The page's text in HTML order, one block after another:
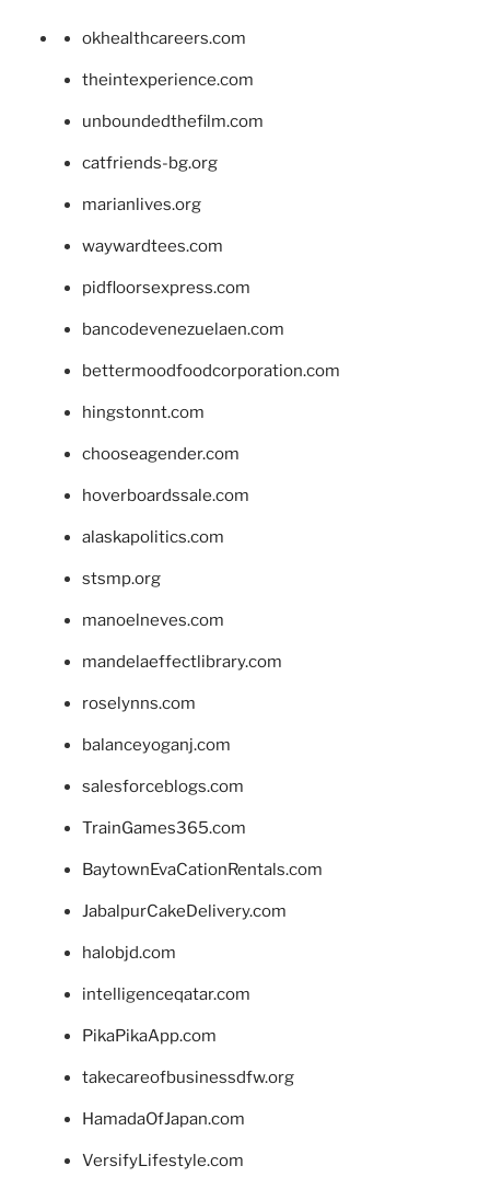
okhealthcareers.com
theintexperience.com
unboundedthefilm.com
catfriends-bg.org
marianlives.org
waywardtees.com
pidfloorsexpress.com
bancodevenezuelaen.com
bettermoodfoodcorporation.com
hingstonnt.com
chooseagender.com
hoverboardssale.com
alaskapolitics.com
stsmp.org
manoelneves.com
mandelaeffectlibrary.com
roselynns.com
balanceyoganj.com
salesforceblogs.com
TrainGames365.com
BaytownEvaCationRentals.com
JabalpurCakeDelivery.com
halobjd.com
intelligenceqatar.com
PikaPikaApp.com
takecareofbusinessdfw.org
HamadaOfJapan.com
VersifyLifestyle.com